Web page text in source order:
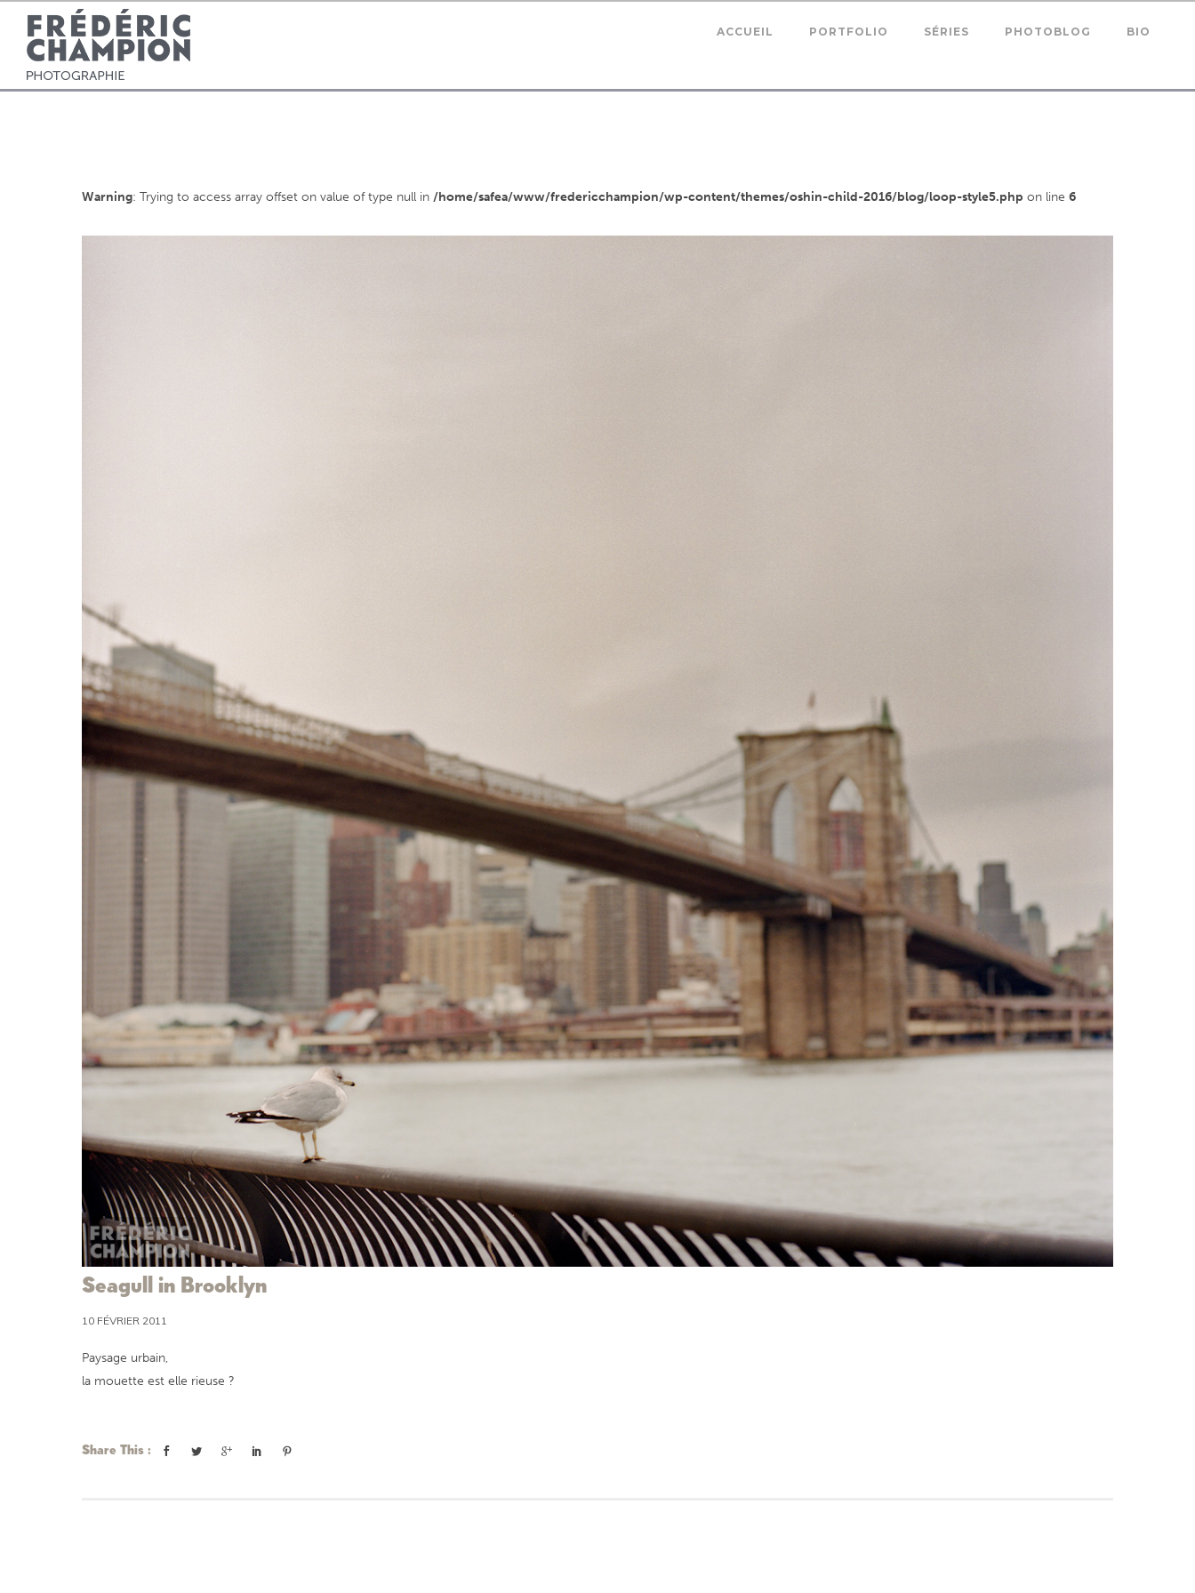
ACCUEIL PORTFOLIO SÉRIES PHOTOBLOG BIO
Warning: Trying to access array offset on value of type null in /home/safea/www/fredericchampion/wp-content/themes/oshin-child-2016/blog/loop-style5.php on line 6
Seagull in Brooklyn
10 FÉVRIER 2011
Paysage urbain,
la mouette est elle rieuse ?
Share This :